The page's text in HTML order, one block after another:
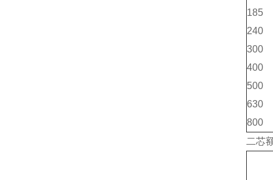
185
240
300
400
500
630
800
二芯